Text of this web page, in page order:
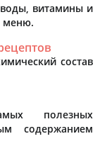
витамины и
меню.
состав
полезных
содержанием